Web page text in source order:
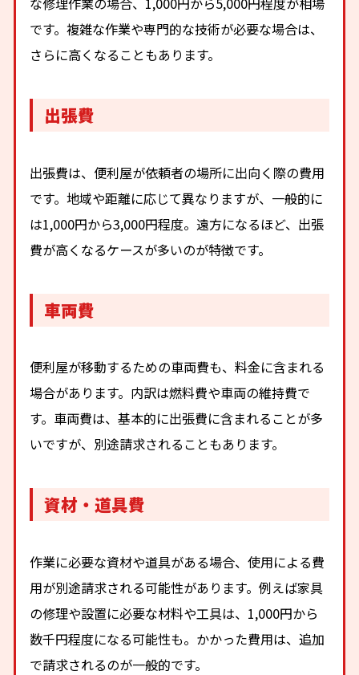
です。複雑な作業や専門的な技術が必要な場合は、
さらに高くなることもあります。
出張費
出張費は、便利屋が依頼者の場所に出向く際の費用
です。地域や距離に応じて異なりますが、一般的に
は1,000円から3,000円程度。遠方になるほど、出張
費が高くなるケースが多いのが特徴です。
車両費
便利屋が移動するための車両費も、料金に含まれる
場合があります。内訳は燃料費や車両の維持費で
す。車両費は、基本的に出張費に含まれることが多
いですが、別途請求されることもあります。
資材・道具費
作業に必要な資材や道具がある場合、使用による費
用が別途請求される可能性があります。例えば家具
の修理や設置に必要な材料や工具は、1,000円から
数千円程度になる可能性も。かかった費用は、追加
で請求されるのが一般的です。